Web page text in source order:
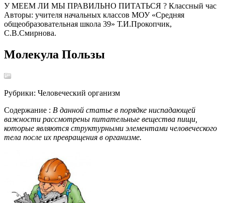
У МЕЕМ ЛИ МЫ ПРАВИЛЬНО ПИТАТЬСЯ ? Классный час
Авторы: учителя начальных классов МОУ «Средняя
общеобразовательная школа 39» Т.И.Прокопчик,
С.В.Смирнова.
Молекула Пользы
Рубрики: Человеческий организм
Содержание : В данной статье в порядке ниспадающей
важности рассмотрены питательные вещества пищи,
которые являются структурными элементами человеческого
тела после их превращения в организме.